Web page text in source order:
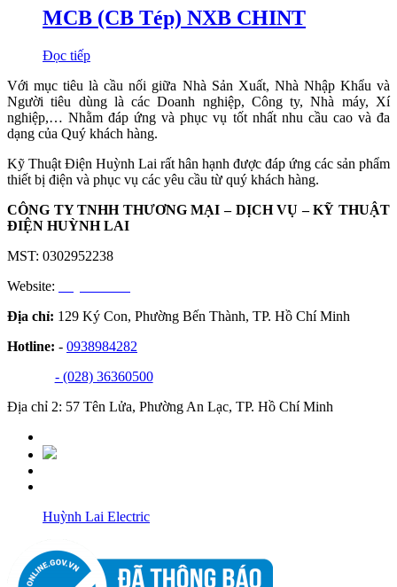
MCB (CB Tép) NXB CHINT
Đọc tiếp
Với mục tiêu là cầu nối giữa Nhà Sản Xuất, Nhà Nhập Khẩu và
Người tiêu dùng là các Doanh nghiệp, Công ty, Nhà máy, Xí
nghiệp,… Nhằm đáp ứng và phục vụ tốt nhất nhu cầu cao và đa
dạng của Quý khách hàng.
Kỹ Thuật Điện Huỳnh Lai rất hân hạnh được đáp ứng các sản phẩm
thiết bị điện và phục vụ các yêu cầu từ quý khách hàng.
CÔNG TY TNHH THƯƠNG MẠI – DỊCH VỤ – KỸ THUẬT
ĐIỆN HUỲNH LAI
MST: 0302952238
Website:
Địa chỉ: 129 Ký Con, Phường Bến Thành, TP. Hồ Chí Minh
Hotline: - 0938984282
- (028) 36360500
Địa chỉ 2: 57 Tên Lửa, Phường An Lạc, TP. Hồ Chí Minh
Huỳnh Lai Electric